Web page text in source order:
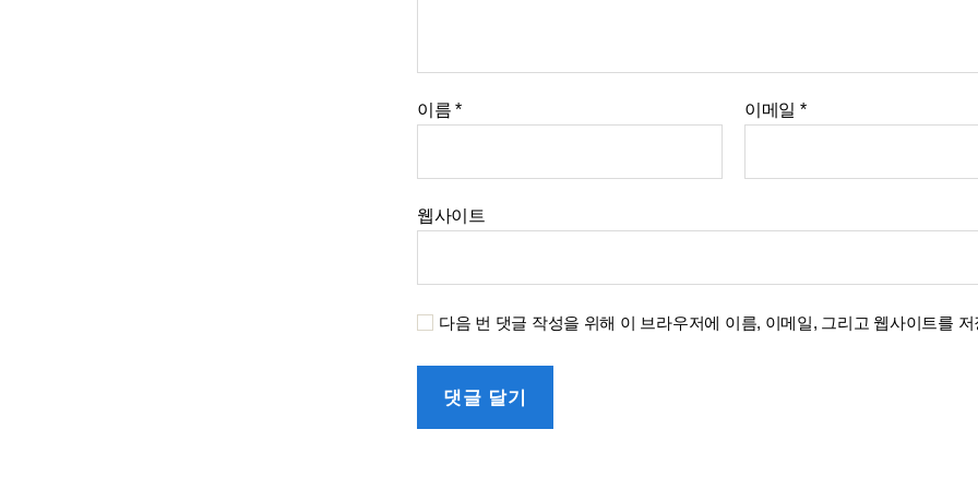
이름* 이메일 *
웹사이트
다음 번 댓글 작성을 위해 이 브라우저에 이름, 이메일, 그리고 웹사이트를 저